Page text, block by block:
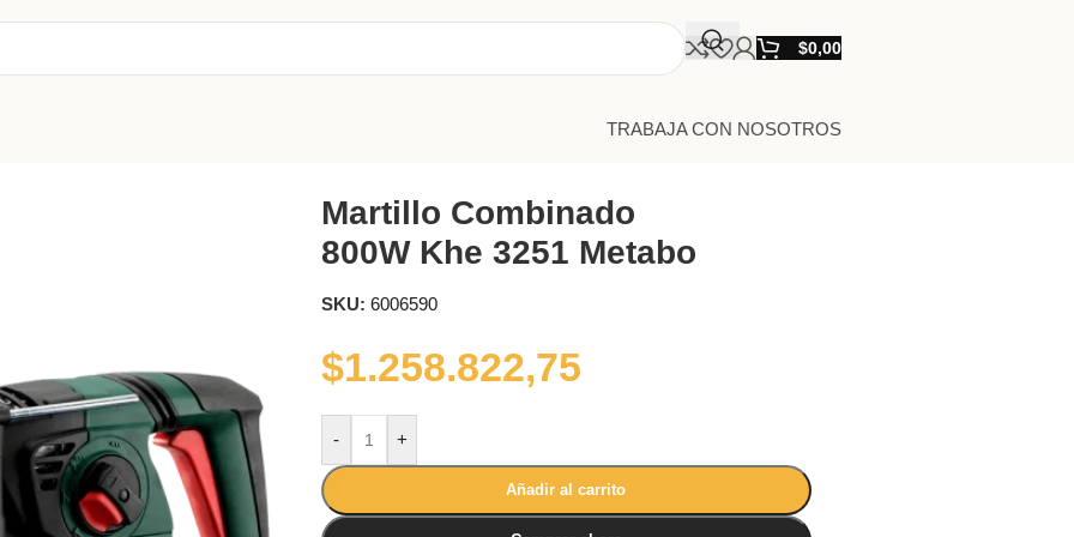
$0,00
TRABAJA CON NOSOTROS
Martillo Combinado
800W Khe 3251 Metabo
SKU: 6006590
$1.258.822,75
- +
Añadir al carrito